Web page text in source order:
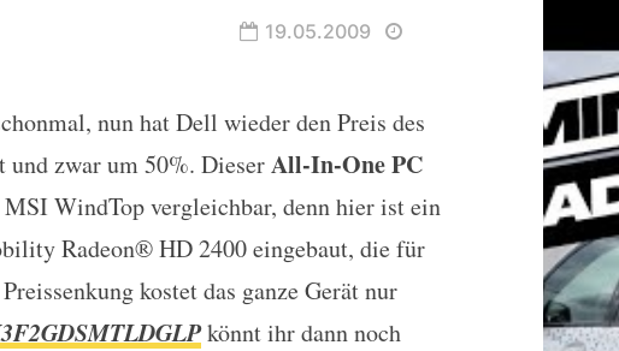
19.05.2009
nun hat Dell wieder den Preis des
zwar um 50%. DieserAll-In-One PC
WindTop vergleichbar, denn hier ist ein
Radeon® HD 2400 eingebaut, die für
kostet das ganze Gerät nur
könnt ihr dann noch